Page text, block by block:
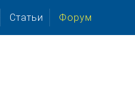
Статьи Форум